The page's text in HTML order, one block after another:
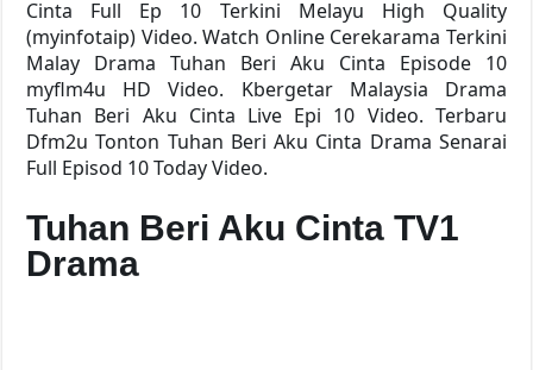
Cinta Full Ep 10 Terkini Melayu High Quality
(myinfotaip) Video. Watch Online Cerekarama Terkini
Malay Drama Tuhan Beri Aku Cinta Episode 10
myflm4u HD Video. Kbergetar Malaysia Drama
Tuhan Beri Aku Cinta Live Epi 10 Video. Terbaru
Dfm2u Tonton Tuhan Beri Aku Cinta Drama Senarai
Full Episod 10 Today Video.
Tuhan Beri Aku Cinta TV1
Drama